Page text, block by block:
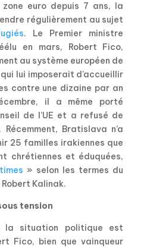
euro depuis 7 ans, la
régulièrement au sujet
. Le Premier ministre
en mars, Robert Fico,
au système européen de
lui imposerait d’accueillir
contre une dizaine par an
il a même porté
de l’UE et a refusé de
Bratislava n’a
25 familles irakiennes que
chrétiennes et éduquées,
» selon les termes du
Kalinak.
tension
la situation politique est
Fico, bien que vainqueur